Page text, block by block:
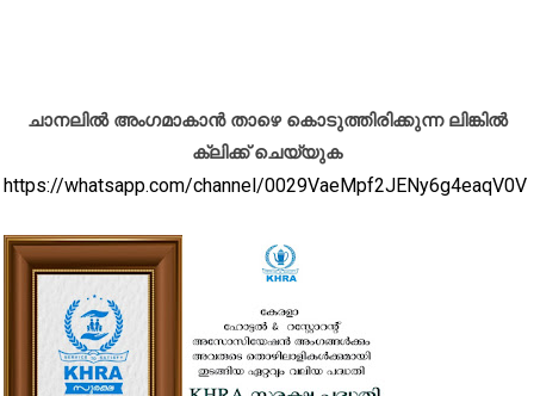
ചാനലിൽ അംഗമാകാൻ താഴെ കൊടുത്തിരിക്കുന്ന ലിങ്കിൽ
ക്ലിക്ക് ചെയ്യുക
https://whatsapp.com/channel/0029VaeMpf2JENy6g4eaqV0V